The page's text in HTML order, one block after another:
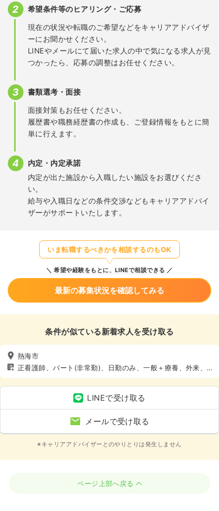
希望条件等のヒアリング・ご応募
現在の状況や転職のご希望などをキャリアアドバイザ
ーにお聞かせください。
LINEやメールにて届いた求人の中で気になる求人が見
つかったら、応募の調整はお任せください。
書類選考・面接
面接対策もお任せください。
履歴書や職務経歴書の作成も、ご登録情報をもとに簡
単に行えます。
内定・内定承諾
内定が出た施設から入職したい施設をお選びくださ
い。
給与や入職日などの条件交渉などもキャリアアドバイ
ザーがサポートいたします。
いま転職するべきかを相談するのもOK
希望や経験をもとに、LINEで相談できる
最新の募集状況を確認してみる
条件が似ている新着求人を受け取る
熱海市
正看護師、パート(非常勤)、日勤のみ、一般＋療養、外来、4
週8休以上
LINEで受け取る
メールで受け取る
※キャリアアドバイザーとのやりとりは発生しません
ページ上部へ戻る